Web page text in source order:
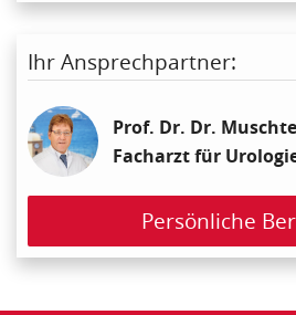
Ihr Ansprechpartner:
Prof. Dr. Dr.
Facharzt für
Persönliche